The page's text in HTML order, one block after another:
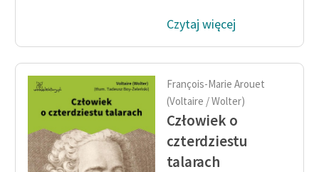
Czytaj więcej
François-Marie Arouet
(Voltaire / Wolter)
Człowiek o
czterdziestu
talarach